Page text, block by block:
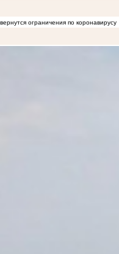
ограничения по коронавирусу